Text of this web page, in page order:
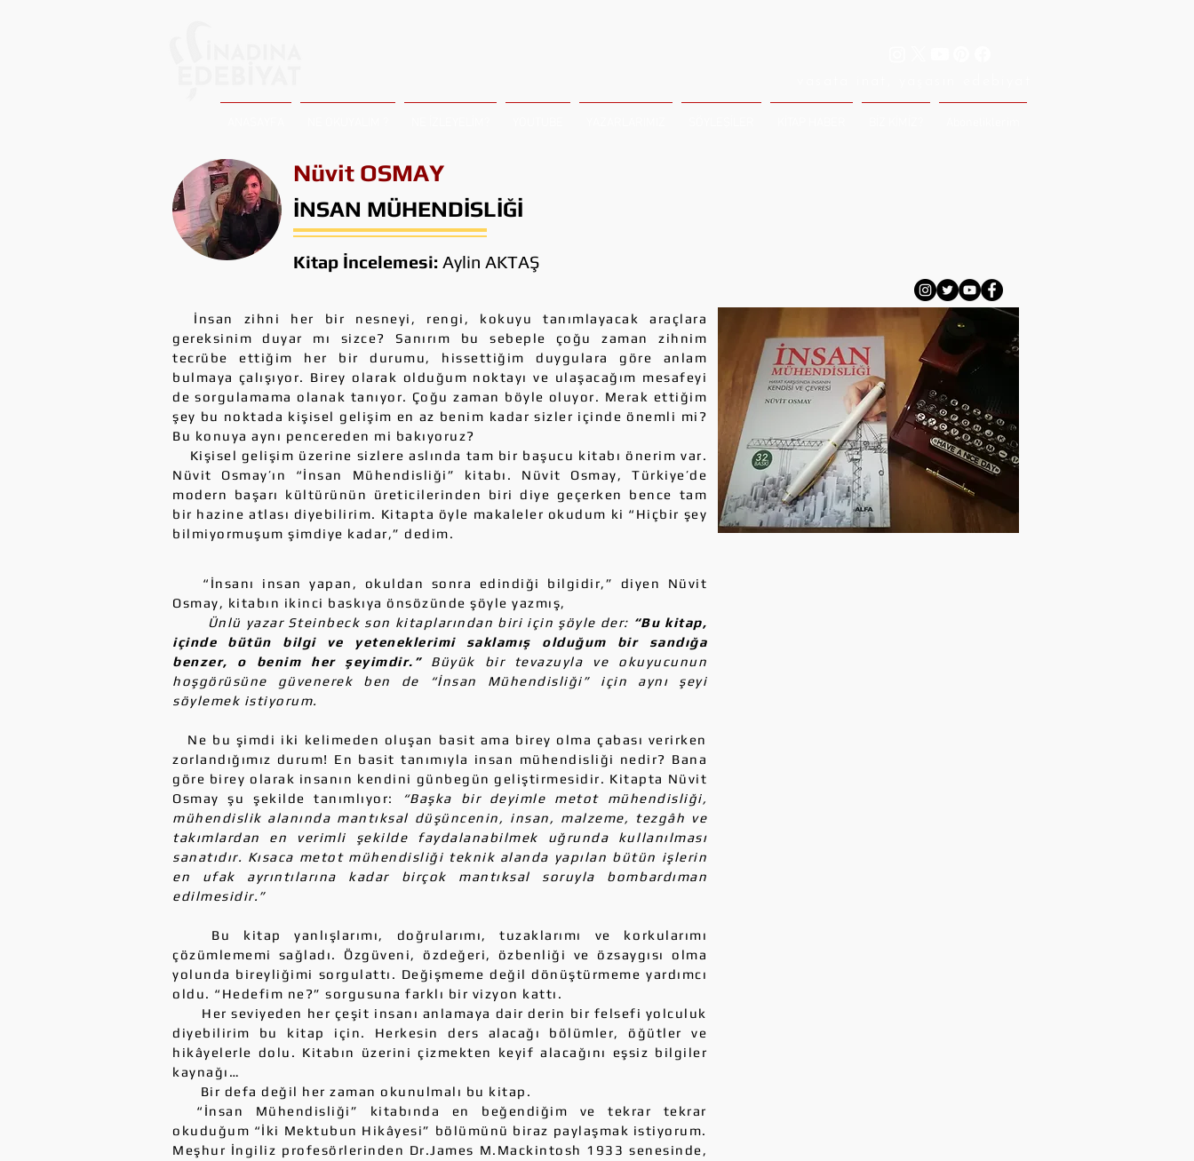
Nüvit OSMAY
İNSAN MÜHENDİSLİĞİ
Kitap İncelemesi: Aylin AKTAŞ
İnsan zihni her bir nesneyi, rengi, kokuyu tanımlayacak araçlara
gereksinim duyar mı sizce? Sanırım bu sebeple çoğu zaman zihnim
tecrübe ettiğim her bir durumu, hissettiğim duygulara göre anlam
bulmaya çalışıyor. Birey olarak olduğum noktayı ve ulaşacağım mesafeyi
de sorgulamama olanak tanıyor. Çoğu zaman böyle oluyor. Merak ettiğim
şey bu noktada kişisel gelişim en az benim kadar sizler içinde önemli mi?
Bu konuya aynı pencereden mi bakıyoruz?
Kişisel gelişim üzerine sizlere aslında tam bir başucu kitabı önerim var.
Nüvit Osmay’ın “İnsan Mühendisliği” kitabı. Nüvit Osmay, Türkiye’de
modern başarı kültürünün üreticilerinden biri diye geçerken bence tam
bir hazine atlası diyebilirim. Kitapta öyle makaleler okudum ki “Hiçbir şey
bilmiyormuşum şimdiye kadar,” dedim.
“İnsanı insan yapan, okuldan sonra edindiği bilgidir,” diyen Nüvit
Osmay, kitabın ikinci baskıya önsözünde şöyle yazmış,
Ünlü yazar Steinbeck son kitaplarından biri için şöyle der: “Bu kitap,
içinde bütün bilgi ve yeteneklerimi saklamış olduğum bir sandığa
benzer, o benim her şeyimdir.” Büyük bir tevazuyla ve okuyucunun
hoşgörüsüne güvenerek ben de “İnsan Mühendisliği” için aynı şeyi
söylemek istiyorum.
Ne bu şimdi iki kelimeden oluşan basit ama birey olma çabası verirken
zorlandığımız durum! En basit tanımıyla insan mühendisliği nedir? Bana
göre birey olarak insanın kendini günbegün geliştirmesidir. Kitapta Nüvit
Osmay şu şekilde tanımlıyor:
“Başka bir deyimle metot mühendisliği,
mühendislik alanında mantıksal düşüncenin, insan, malzeme, tezgâh ve
takımlardan en verimli şekilde faydalanabilmek uğrunda kullanılması
sanatıdır. Kısaca metot mühendisliği teknik alanda yapılan bütün işlerin
en ufak ayrıntılarına kadar birçok mantıksal soruyla bombardıman
edilmesidir.”
Bu kitap yanlışlarımı, doğrularımı, tuzaklarımı ve korkularımı
çözümlememi sağladı. Özgüveni, özdeğeri, özbenliği ve özsaygısı olma
yolunda bireyliğimi sorgulattı. Değişmeme değil dönüştürmeme yardımcı
oldu. “Hedefim ne?” sorgusuna farklı bir vizyon kattı.
Her seviyeden her çeşit insanı anlamaya dair derin bir felsefi yolculuk
diyebilirim bu kitap için. Herkesin ders alacağı bölümler, öğütler ve
hikâyelerle dolu. Kitabın üzerini çizmekten keyif alacağını eşsiz bilgiler
kaynağı…
Bir defa değil her zaman okunulmalı bu kitap.
“İnsan Mühendisliği” kitabında en beğendiğim ve tekrar tekrar
okuduğum “İki Mektubun Hikâyesi” bölümünü biraz paylaşmak istiyorum.
Meşhur İngiliz profesörlerinden Dr.James M.Mackintosh 1933 senesinde,